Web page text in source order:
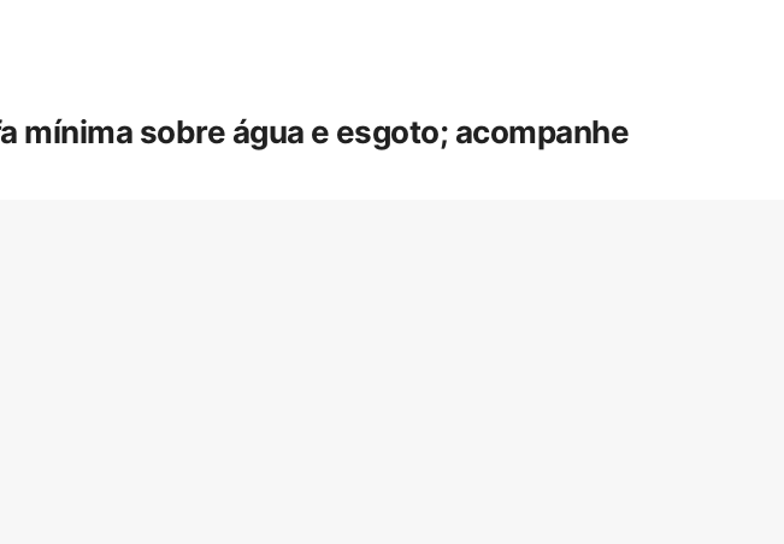
mínima sobre água e esgoto; acompanhe